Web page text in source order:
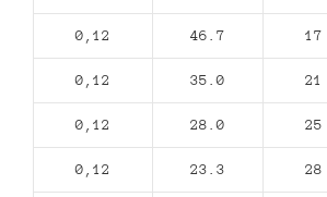
0,12 46.7 17
0,12 35.0 21
0,12 28.0 25
0,12 23.3 28